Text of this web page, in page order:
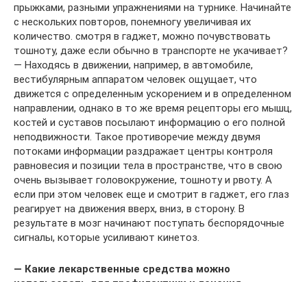
прыжками, разными упражнениями на турнике. Начинайте
с нескольких повторов, понемногу увеличивая их
количество. смотря в гаджет, можно почувствовать
тошноту, даже если обычно в транспорте не укачивает?
— Находясь в движении, например, в автомобиле,
вестибулярным аппаратом человек ощущает, что
движется с определенным ускорением и в определенном
направлении, однако в то же время рецепторы его мышц,
костей и суставов посылают информацию о его полной
неподвижности. Такое противоречие между двумя
потоками информации раздражает центры контроля
равновесия и позиции тела в пространстве, что в свою
очень вызывает головокружение, тошноту и рвоту. А
если при этом человек еще и смотрит в гаджет, его глаз
реагирует на движения вверх, вниз, в сторону. В
результате в мозг начинают поступать беспорядочные
сигналы, которые усиливают кинетоз.
— Какие лекарственные средства можно